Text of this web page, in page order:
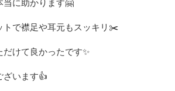
当に助かります🤗
トで襟足や耳元もスッキリ✂️
けて良かったです✨
ざいます👍